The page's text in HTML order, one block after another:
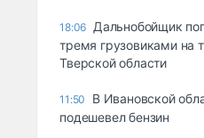
18:06 Дальнобойщик
тремя грузовиками на
Тверской области
11:50
В Ивановской
подешевел бензин